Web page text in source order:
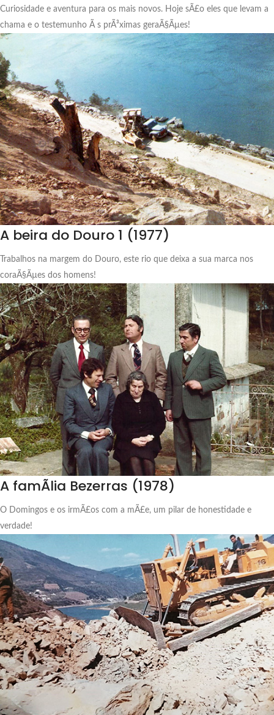
Curiosidade e aventura para os mais novos. Hoje sÃ£o eles que levam a
chama e o testemunho Ã s prÃ³ximas geraÃ§Ãµes!
A beira do Douro 1 (1977)
Trabalhos na margem do Douro, este rio que deixa a sua marca nos
coraÃ§Ãµes dos homens!
A famÃ­lia Bezerras (1978)
O Domingos e os irmÃ£os com a mÃ£e, um pilar de honestidade e
verdade!